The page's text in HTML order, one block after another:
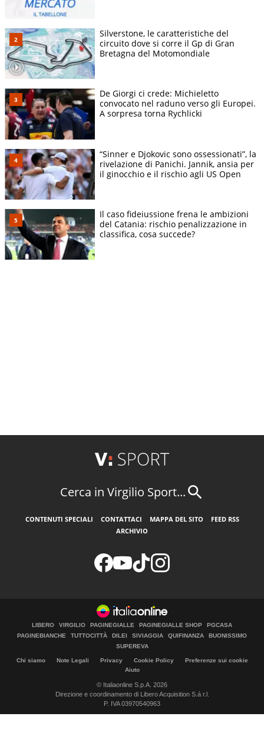
Silverstone, le caratteristiche del
circuito dove si corre il Gp di Gran
Bretagna del Motomondiale
De Giorgi ci crede: Michieletto
convocato nel raduno verso gli Europei.
A sorpresa torna Rychlicki
“Sinner e Djokovic sono ossessionati”, la
rivelazione di Panichi. Jannik, ansia per
il ginocchio e il rischio agli US Open
Il caso fideiussione frena le ambizioni
del Catania: rischio penalizzazione in
classifica, cosa succede?
Cerca in Virgilio Sport...
CONTENUTI SPECIALI CONTATTACI MAPPA DEL SITO
FEED RSS
ARCHIVIO
LIBERO VIRGILIO PAGINEGIALLE PAGINEGIALLE SHOP
PGCASA
PAGINEBIANCHE
TUTTOCITTÀ DILEI SIVIAGGIA QUIFINANZA
BUONISSIMO
SUPEREVA
Chi siamo Note Legali Privacy Cookie Policy
Preferenze sui cookie
Aiuto
© Italiaonline S.p.A. 2026
Direzione e coordinamento di Libero Acquisition S.á r.l.
P. IVA 03970540963